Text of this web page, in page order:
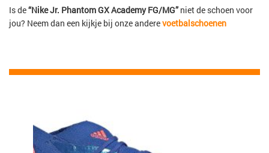
Is de“Nike Jr. Phantom GX Academy FG/MG”niet de schoen voor
jou? Neem dan een kijkje bij onze anderevoetbalschoenen